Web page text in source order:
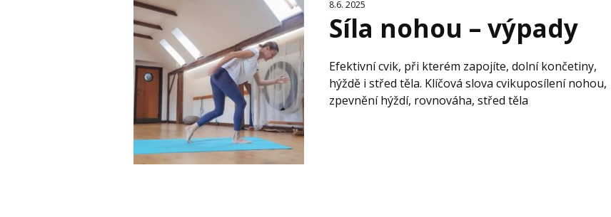
8.6. 2025
Síla nohou – výpady
Efektivní cvik, při kterém zapojíte, dolní končetiny,
hýždě i střed těla. Klíčová slova cvikuposílení nohou,
zpevnění hýždí, rovnováha, střed těla